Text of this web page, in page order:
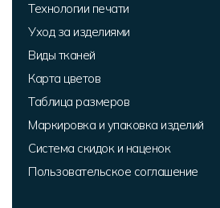
Технологии печати
Уход за изделиями
Виды тканей
Карта цветов
Таблица размеров
Маркировка и упаковка изделий
Система скидок и наценок
Пользовательское соглашение